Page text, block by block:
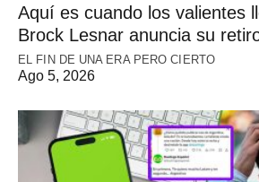
Aquí es cuando los valientes
Brock Lesnar anuncia su
EL FIN DE UNA ERA PERO CIERTO
Ago 5, 2026